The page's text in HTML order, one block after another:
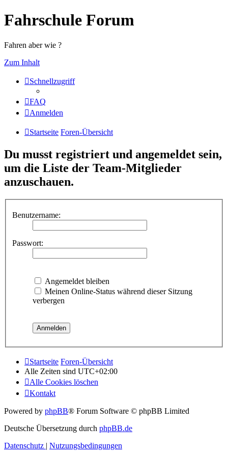
Fahrschule Forum
Fahren aber wie ?
Zum Inhalt
Schnellzugriff
FAQ
Anmelden
Startseite Foren-Übersicht
Du musst registriert und angemeldet sein,
um die Liste der Team-Mitglieder
anzuschauen.
Benutzername:
Passwort:
Angemeldet bleiben
Meinen Online-Status während dieser Sitzung
verbergen
Startseite Foren-Übersicht
Alle Zeiten sind UTC+02:00
Alle Cookies löschen
Kontakt
Powered by phpBB® Forum Software © phpBB Limited
Deutsche Übersetzung durch phpBB.de
Datenschutz | Nutzungsbedingungen